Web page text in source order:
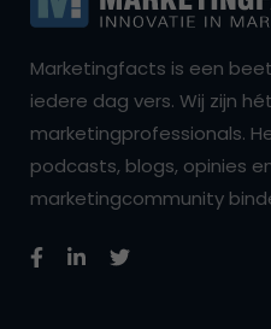
Marketingfacts is een
iedere dag vers. Wij zijn
marketingprofessionals.
podcasts, blogs, opinies
marketingcommunity